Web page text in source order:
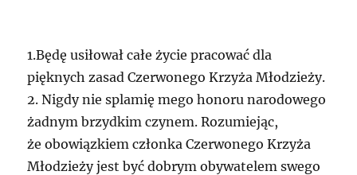
1.Będę usiłował całe życie pracować dla
pięknych zasad Czerwonego Krzyża Młodzieży.
2. Nigdy nie splamię mego honoru narodowego
żadnym brzydkim czynem. Rozumiejąc,
że obowiązkiem członka Czerwonego Krzyża
Młodzieży jest być dobrym obywatelem swego